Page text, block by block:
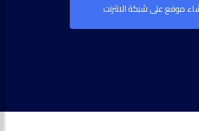
موقع على شبكة الانترنت